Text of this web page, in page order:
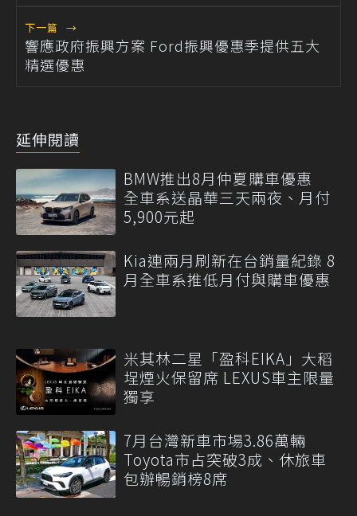
下一篇 →
響應政府振興方案 Ford振興優惠季提供五大
精選優惠
延伸閱讀
BMW推出8月仲夏購車優惠
全車系送晶華三天兩夜、月付
5,900元起
Kia連兩月刷新在台銷量紀錄 8
月全車系推低月付與購車優惠
米其林二星「盈科EIKA」大稻
埕煙火保留席 LEXUS車主限量
獨享
7月台灣新車市場3.86萬輛
Toyota市占突破3成、休旅車
包辦暢銷榜8席